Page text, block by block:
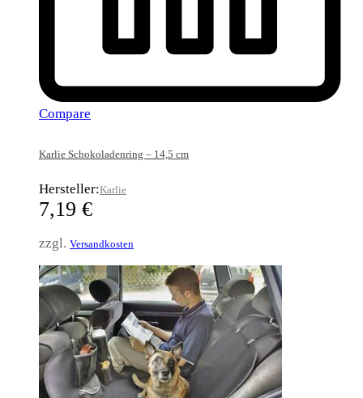
Compare
Karlie Schokoladenring – 14,5 cm
Hersteller:Karlie
7,19 €
zzgl. Versandkosten